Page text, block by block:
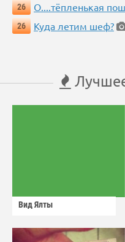
26
О....тёпленькая
26
Куда летим шеф?
Вид Ялты